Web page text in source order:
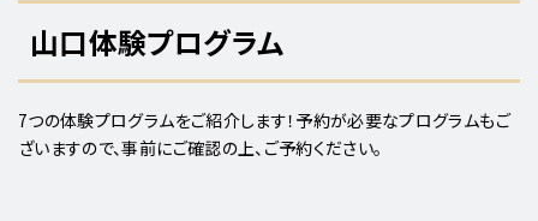
山口体験プログラム
7つの体験プログラムをご紹介します！予約が必要なプログラムもご
ざいますので、事前にご確認の上、ご予約ください。